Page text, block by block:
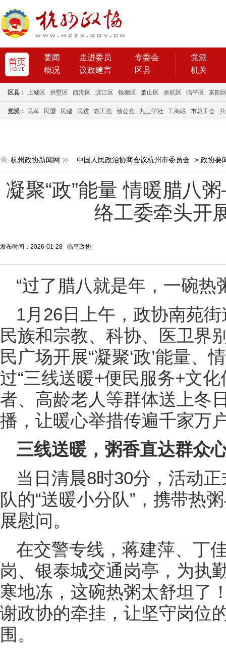
要闻 走进委员
专委会
概况
议政建言 区县
党派
机关
区县： 上城区 拱墅区 西湖区 滨江区 钱塘区 萧山区 余杭区 临平区 富阳
党派： 民革 民盟 民建 民进 农工党 致公党 九三学社 工商联 市总工会
杭州政协新闻网 中国人民政治协商会议杭州市委员会 > 政协要
凝聚“政”能量 情暖腊八
络工委牵头开
发布时间：2026-01-28 临平政协
“过了腊八就是年，一碗热
1月26日上午，政协南苑
民族和宗教、科协、医卫界
民广场开展“凝聚‘政’能量、
过“三线送暖+便民服务+文
者、高龄老人等群体送上冬
播，让暖心举措传遍千家万
三线送暖，粥香直达群众
当日清晨8时30分，活动
队的“送暖小分队”，携带热
展慰问。
在交警专线，蒋建萍、丁
岗、银泰城交通岗亭，为执
寒地冻，这碗热粥太舒坦了
谢政协的牵挂，让坚守岗位
围。